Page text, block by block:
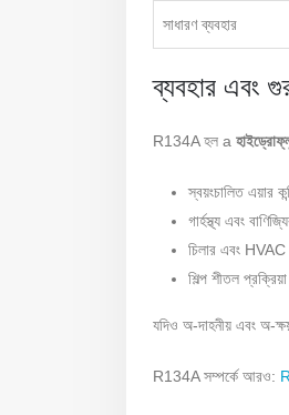
সাধারণ ব্যবহার
ব্যবহার এবং
R134A হল a
স্বয়ংচালিত এয়ার
গার্হস্থ্য এবং
চিলার এবং HVAC
শিল্প শীতল প্রক্রিয়া
যদিও অ-দাহনীয় এবং অ-
R134A সম্পর্কে আরও: